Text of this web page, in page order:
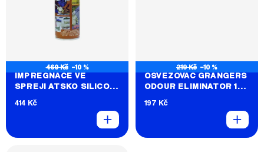
460 Kč –10 %
IMPREGNACE VE
SPREJI ATSKO SILICON
(ORANŽOVÁ)
414 Kč
219 Kč –10 %
OSVĚŽOVAČ GRANGERS
ODOUR ELIMINATOR 100
197 Kč